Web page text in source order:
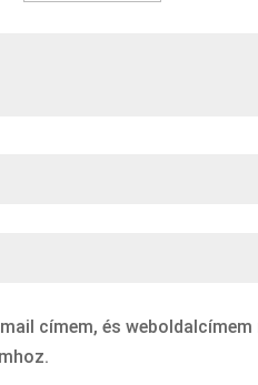
címem, és